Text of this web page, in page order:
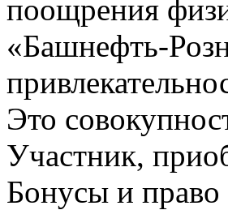
поощрения
«Башнефть-
Это
Участник,
Бонусы и право